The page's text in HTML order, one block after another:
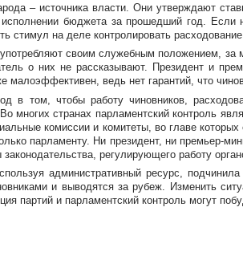
– источника власти. Они утверждают
бюджета за прошедший год. Если
стимул на деле контролировать
своим служебным положением,
о них не рассказывают. Президент и
малоэффективен, ведь нет гарантий, что
в том, чтобы работу чиновников,
многих странах парламентский контроль
комиссии и комитеты, во главе
парламенту. Ни президент, ни премьер-
регулирующего работу
административный ресурс,
и выводятся за рубеж. Изменить
партий и парламентский контроль могут